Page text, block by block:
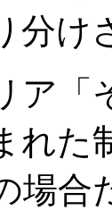
分け
「
れた
場合